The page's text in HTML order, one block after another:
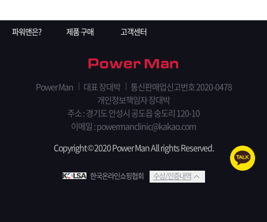
파워맨은? 제품 구매 고객센터
Power Man 대표 장대박
통신판매업신고번호 2020-0478
개인정보책임자 장대박
주소 : 경기도 안성시 공도읍 숭도리 120-10
이메일 :powermanclinic@kakao.com
Copyright © 2020 Power Man All rights Reserved.
한국온라인쇼핑협회 수상/인증내역